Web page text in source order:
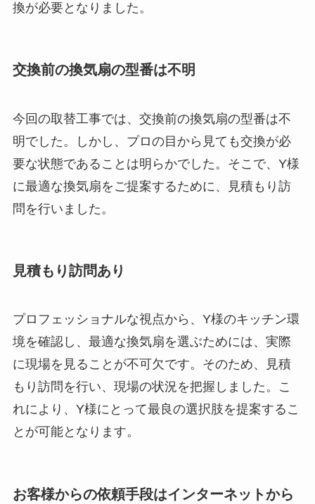
換が必要となりました。
交換前の換気扇の型番は不明
今回の取替工事では、交換前の換気扇の型番は不
明でした。しかし、プロの目から見ても交換が必
要な状態であることは明らかでした。そこで、Y様
に最適な換気扇をご提案するために、見積もり訪
問を行いました。
見積もり訪問あり
プロフェッショナルな視点から、Y様のキッチン環
境を確認し、最適な換気扇を選ぶためには、実際
に現場を見ることが不可欠です。そのため、見積
もり訪問を行い、現場の状況を把握しました。こ
れにより、Y様にとって最良の選択肢を提案するこ
とが可能となります。
お客様からの依頼手段はインターネットから